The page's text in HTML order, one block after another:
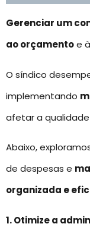
Gerenciar um
ao orçamentoe
O síndico
implementando
afetar a
Abaixo,
de despesas e
organizada e
1. Otimize a